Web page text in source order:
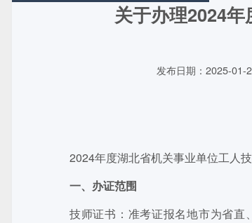
关于办理2024
发布日期：2025-01-
2024年度湖北省机关事业单位工人
一、办证范围
技师证书：准考证报名地市为省直